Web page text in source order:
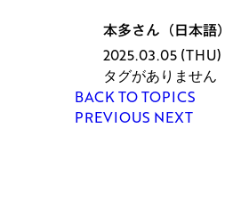
本多さん（日本語）
2025.03.05 (THU)
タグがありません
BACK TO TOPICS
PREVIOUS NEXT